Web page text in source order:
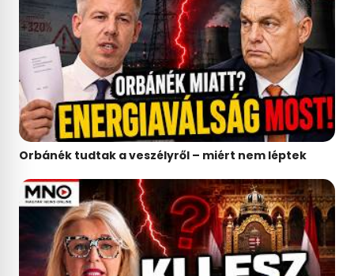
Orbánék tudtak a veszélyről – miért nem léptek